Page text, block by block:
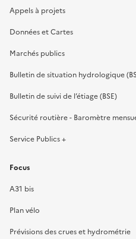
Appels à projets
Données et Cartes
Marchés publics
Bulletin de situation hydrologique
Bulletin de suivi de l’étiage (BSE)
Sécurité routière - Baromètre
Service Publics +
Focus
A31 bis
Plan vélo
Prévisions des crues et hydrométrie